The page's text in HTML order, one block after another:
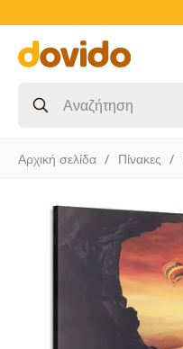
Αρχική σελίδα Πίνακες